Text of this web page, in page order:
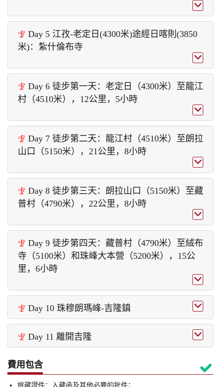

 Day 5 江孜-老定日(4300米)途經日喀則(3850
米)：紮什倫布寺

 Day 6 徒步第一天：老定日（4300米）至龍江
村（4510米），12公里，5小時

 Day 7 徒步第二天：龍江村（4510米）至朗拉
山口（5150米），21公里，8小時

 Day 8 徒步第三天：朗拉山口（5150米）至藏
普村（4790米），22公里，8小時

 Day 9 徒步第四天：藏普村（4790米）至絨布
寺（5100米）和珠峰大本營（5200米），15公
里，6小時

 Day 10 珠穆朗瑪峰-吉隆鎮 
 Day 11 離開吉隆 
費用包含 
旅藏證件：入藏函及其他必要的批件；